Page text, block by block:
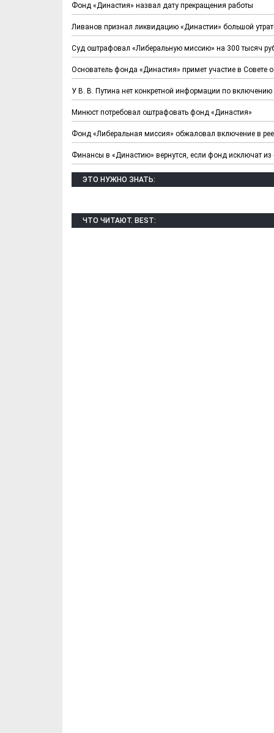
Фонд «Династия» назвал дату прекращения работы
Ливанов признал ликвидацию «Династии» большой
Суд оштрафовал «Либеральную миссию» на 300 тысяч
Основатель фонда «Династия» примет участие в Совете
У В. В. Путина нет конкретной информации по
Минюст потребовал оштрафовать фонд «Династия»
Фонд «Либеральная миссия» обжаловал включение в
Финансы в «Династию» вернутся, если фонд исключат
ЭТО НУЖНО ЗНАТЬ:
ЧТО ЧИТАЮТ. BEST: